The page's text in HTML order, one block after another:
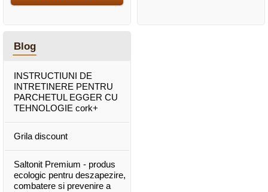
Blog
INSTRUCTIUNI DE
INTRETINERE PENTRU
PARCHETUL EGGER CU
TEHNOLOGIE cork+
Grila discount
Saltonit Premium - produs
ecologic pentru deszapezire,
combatere si prevenire a